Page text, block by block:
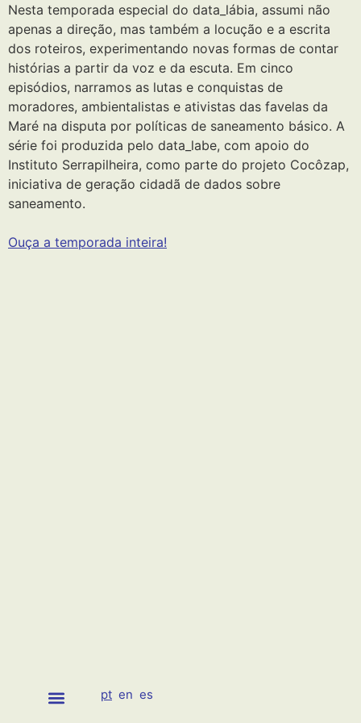
pt en es
Nesta temporada especial do data_lábia, assumi não
apenas a direção, mas também a locução e a escrita
dos roteiros, experimentando novas formas de contar
histórias a partir da voz e da escuta. Em cinco
episódios, narramos as lutas e conquistas de
moradores, ambientalistas e ativistas das favelas da
Maré na disputa por políticas de saneamento básico. A
série foi produzida pelo data_labe, com apoio do
Instituto Serrapilheira, como parte do projeto Cocôzap,
iniciativa de geração cidadã de dados sobre
saneamento.
Ouça a temporada inteira!